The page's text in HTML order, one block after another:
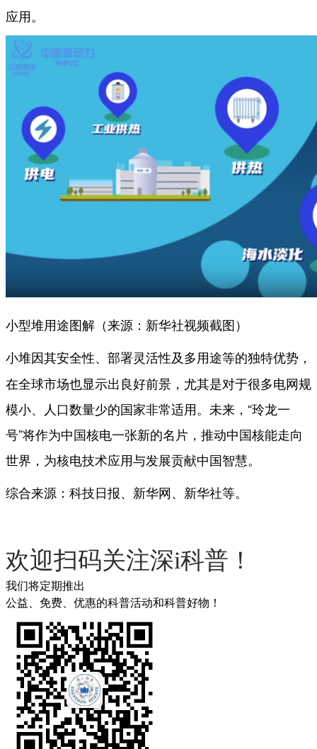
应用。
小型堆用途图解（来源：新华社视频截图）
小堆因其安全性、部署灵活性及多用途等的独特优势，
在全球市场也显示出良好前景，尤其是对于很多电网规
模小、人口数量少的国家非常适用。未来，“玲龙一
号”将作为中国核电一张新的名片，推动中国核能走向
世界，为核电技术应用与发展贡献中国智慧。
综合来源：科技日报、新华网、新华社等。
欢迎扫码关注深i科普！
我们将定期推出
公益、免费、优惠的科普活动和科普好物！